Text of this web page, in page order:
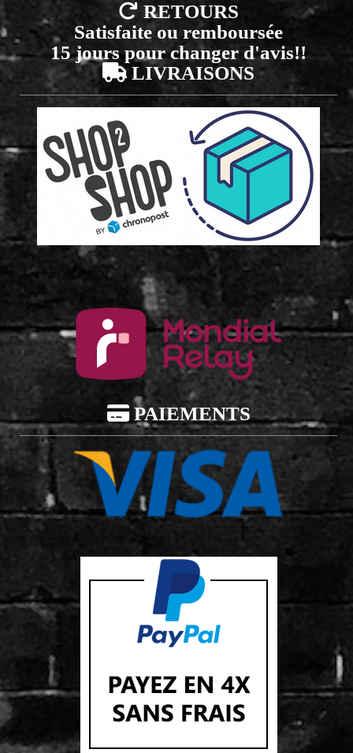
 RETOURS
Satisfaite ou remboursée
15 jours pour changer d'avis!!
 LIVRAISONS
 PAIEMENTS